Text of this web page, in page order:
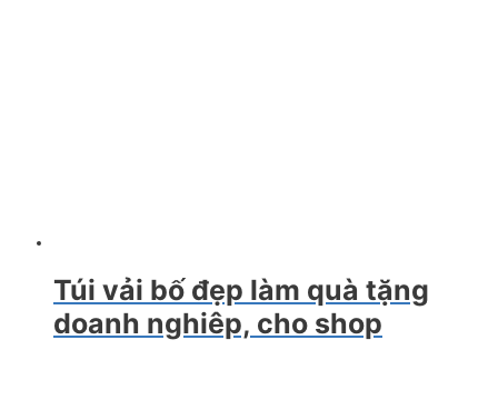
Túi vải bố đẹp làm quà tặng
doanh nghiêp, cho shop